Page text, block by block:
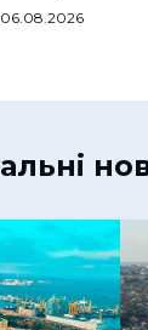
06.08.2026